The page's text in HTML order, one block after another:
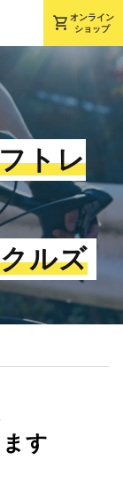
shopping_cart オンライン
ショップ
トレ
ルズ
す